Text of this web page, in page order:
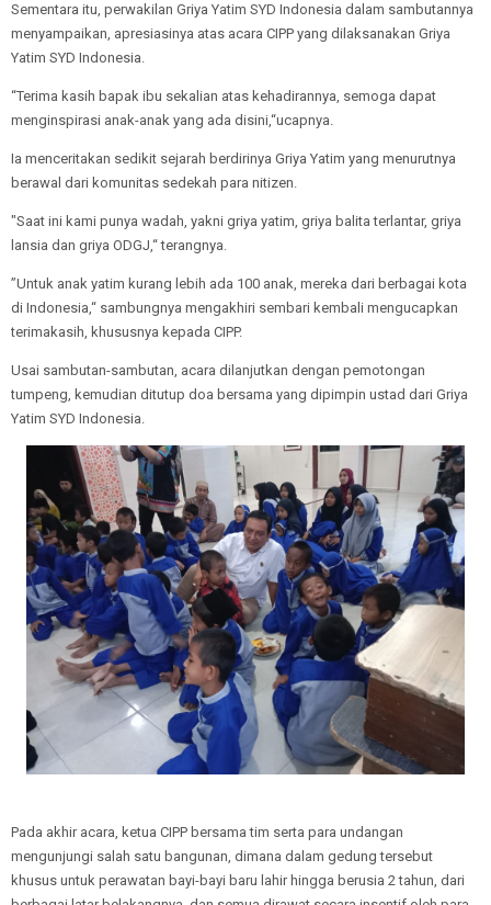
Sementara itu, perwakilan Griya Yatim SYD Indonesia dalam sambutannya
menyampaikan, apresiasinya atas acara CIPP yang dilaksanakan Griya
Yatim SYD Indonesia.
“Terima kasih bapak ibu sekalian atas kehadirannya, semoga dapat
menginspirasi anak-anak yang ada disini,“ucapnya.
Ia menceritakan sedikit sejarah berdirinya Griya Yatim yang menurutnya
berawal dari komunitas sedekah para nitizen.
"Saat ini kami punya wadah, yakni griya yatim, griya balita terlantar, griya
lansia dan griya ODGJ,“ terangnya.
”Untuk anak yatim kurang lebih ada 100 anak, mereka dari berbagai kota
di Indonesia,“ sambungnya mengakhiri sembari kembali mengucapkan
terimakasih, khususnya kepada CIPP.
Usai sambutan-sambutan, acara dilanjutkan dengan pemotongan
tumpeng, kemudian ditutup doa bersama yang dipimpin ustad dari Griya
Yatim SYD Indonesia.
Pada akhir acara, ketua CIPP bersama tim serta para undangan
mengunjungi salah satu bangunan, dimana dalam gedung tersebut
khusus untuk perawatan bayi-bayi baru lahir hingga berusia 2 tahun, dari